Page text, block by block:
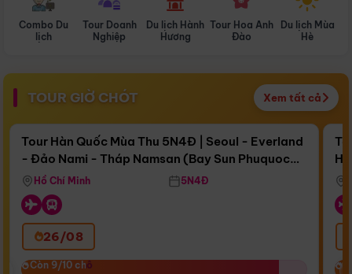
Combo Du
lịch
Tour Doanh
Nghiệp
Du lịch Hành
Hương
Tour Hoa Anh
Đào
Du lịch Mùa
Hè
TOUR GIỜ CHÓT Xem tất cả
Còn16 ngày 14:05:39
Bay Sun Phuquoc Airways
Điểm nổi bật
Tour Hàn Quốc Mùa Thu 5N4Đ | Seoul - Everland
- Đảo Nami - Tháp Namsan (Bay Sun Phuquoc
Airways)
Hồ Chí Minh 5N4Đ
26/08
Còn 9/10 chỗ
Còn 9/10 chỗ